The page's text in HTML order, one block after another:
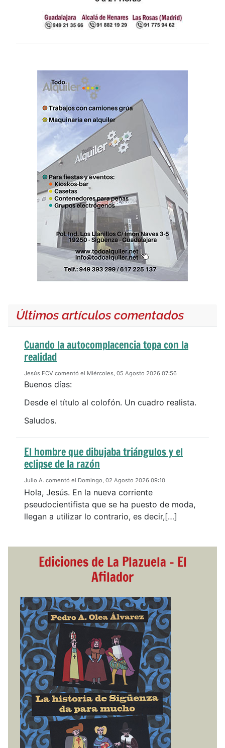
Últimos artículos comentados
Cuando la autocomplacencia topa con la
realidad
Jesús FCV comentó el Miércoles, 05 Agosto 2026 07:56
Buenos días:
Desde el título al colofón. Un cuadro realista.
Saludos.
El hombre que dibujaba triángulos y el
eclipse de la razón
Julio A. comentó el Domingo, 02 Agosto 2026 09:10
Hola, Jesús. En la nueva corriente
pseudocientifista que se ha puesto de moda,
llegan a utilizar lo contrario, es decir,[…]
Ediciones de La Plazuela - El
Afilador